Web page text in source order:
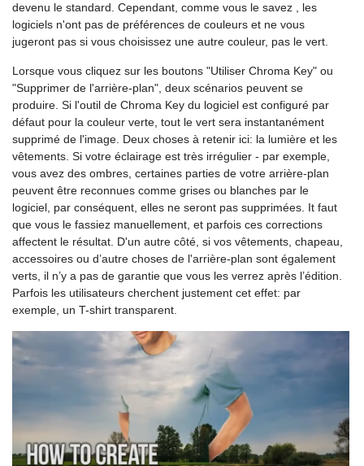
devenu le standard. Cependant, comme vous le savez , les
logiciels n'ont pas de préférences de couleurs et ne vous
jugeront pas si vous choisissez une autre couleur, pas le vert.
Lorsque vous cliquez sur les boutons "Utiliser Chroma Key" ou
"Supprimer de l'arrière-plan", deux scénarios peuvent se
produire. Si l'outil de Chroma Key du logiciel est configuré par
défaut pour la couleur verte, tout le vert sera instantanément
supprimé de l'image. Deux choses à retenir ici: la lumière et les
vêtements. Si votre éclairage est très irrégulier - par exemple,
vous avez des ombres, certaines parties de votre arrière-plan
peuvent être reconnues comme grises ou blanches par le
logiciel, par conséquent, elles ne seront pas supprimées. It faut
que vous le fassiez manuellement, et parfois ces corrections
affectent le résultat. D'un autre côté, si vos vêtements, chapeau,
accessoires ou d’autre choses de l'arrière-plan sont également
verts, il n’y a pas de garantie que vous les verrez après l’édition.
Parfois les utilisateurs cherchent justement cet effet: par
exemple, un T-shirt transparent.